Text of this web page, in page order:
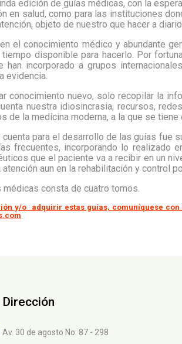
edición de guías médicas, con la
en salud, como para las instituciones
objeto de nuestro que hacer a
el conocimiento médico y abundante
disponible para hacerlo. Por
han incorporado a grupos
evidencia.
conocimiento nuevo, solo recopilar la
nuestra idiosincrasia, recursos,
de la medicina moderna, a la que se
para el desarrollo de las guías fue
frecuentes, incorporando lo realizado
que el paciente va a recibir en un
atención aun en la rehabilitación y control
médicas consta de cuatro tomos.
y/o adquirir estas guías, comuníquese con
Dirección
Av. 30 de agosto No. 87 - 298